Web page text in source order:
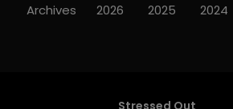
Stressed Out
Archives 2026 2025 2024